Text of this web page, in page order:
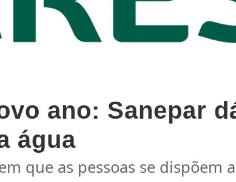
ano: Sanepar
água
que as pessoas se dispõem